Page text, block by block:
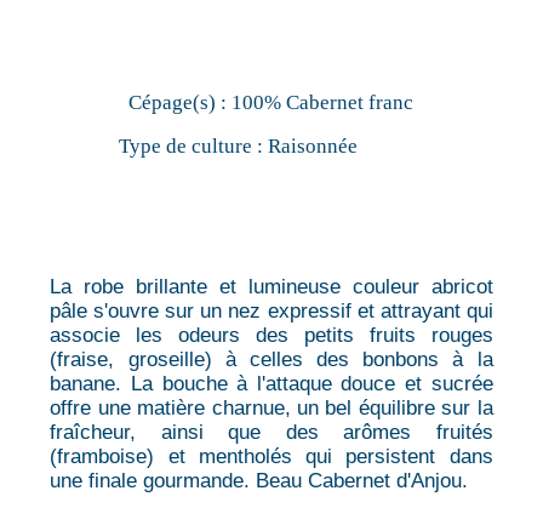
Cépage(s) : 100% Cabernet franc
Type de culture : Raisonnée
La robe brillante et lumineuse couleur abricot
pâle s'ouvre sur un nez expressif et attrayant qui
associe les odeurs des petits fruits rouges
(fraise, groseille) à celles des bonbons à la
banane. La bouche à l'attaque douce et sucrée
offre une matière charnue, un bel équilibre sur la
fraîcheur, ainsi que des arômes fruités
(framboise) et mentholés qui persistent dans
une finale gourmande. Beau Cabernet d'Anjou.